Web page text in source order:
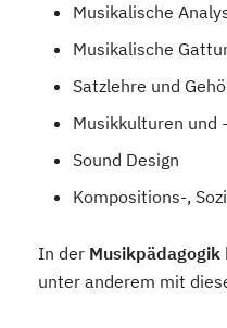
Musikalische
Musikalische
Satzlehre und
Musikkulturen und
Sound Design
Kompositions-,
In der Musikpädagogik
unter anderem mit